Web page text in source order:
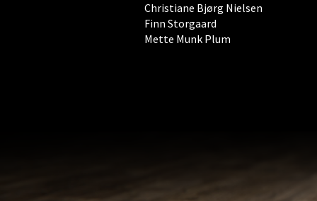
Christiane Bjørg Nielsen
Finn Storgaard
Mette Munk Plum